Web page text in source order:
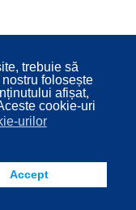
trebuie să
folosește
afișat,
cookie-uri
urilor
Accept
Designed By
Compartimentul